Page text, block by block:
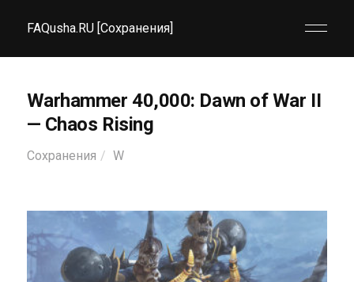
FAQusha.RU [Сохранения]
Warhammer 40,000: Dawn of War II
— Chaos Rising
Сохранения W